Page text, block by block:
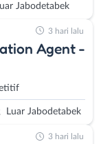
Jabodetabek
Agent -
Luar Jabodetabek
3 hari lalu
3 hari lalu